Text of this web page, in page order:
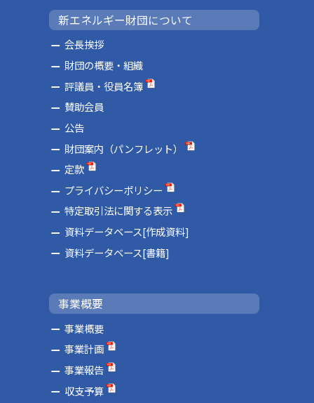
新エネルギー財団について
会長挨拶
財団の概要・組織
評議員・役員名簿
賛助会員
公告
財団案内（パンフレット）
定款
プライバシーポリシー
特定取引法に関する表示
資料データベース[作成資料]
資料データベース[書籍]
事業概要
事業概要
事業計画
事業報告
収支予算